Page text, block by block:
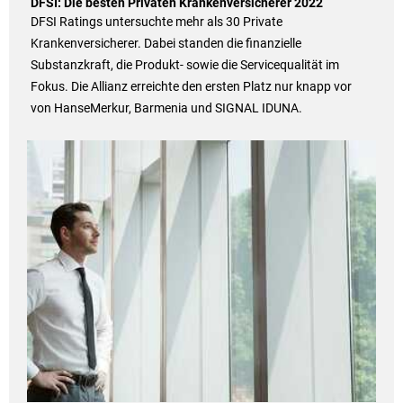
DFSI: Die besten Privaten Krankenversicherer 2022
DFSI Ratings untersuchte mehr als 30 Private
Krankenversicherer. Dabei standen die finanzielle
Substanzkraft, die Produkt- sowie die Servicequalität im
Fokus. Die Allianz erreichte den ersten Platz nur knapp vor
von HanseMerkur, Barmenia und SIGNAL IDUNA.